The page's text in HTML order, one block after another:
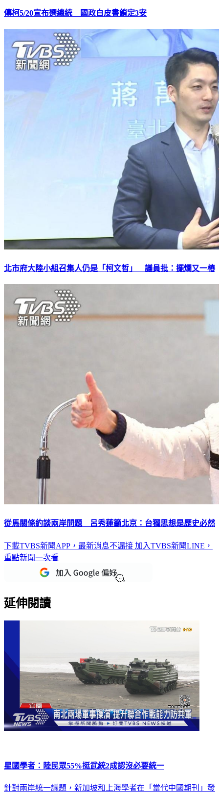
傳柯5/20宣布選總統 國政白皮書鎖定3安
北市府大陸小組召集人仍是「柯文哲」 議員批：擺爛又一樁
從馬關條約談兩岸問題 呂秀蓮籲北京：台獨思想是歷史必然
下載TVBS新聞APP，最新消息不漏接 加入TVBS新聞LINE，
重點新聞一次看
延伸閱讀
星國學者：陸民眾55%挺武統2成認沒必要統一
針對兩岸統一議題，新加坡和上海學者在「當代中國期刊」發